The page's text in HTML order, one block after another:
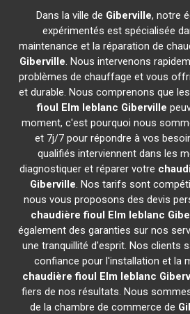
Dans la ville de Giberville, notre
expérimentés est spécialisée
maintenance et la réparation de
Giberville. Nous intervenons
problèmes de chauffage et vous
et durable. Nous comprenons que
fioul Elm leblanc Giberville
moment, c'est pourquoi nous
et 7j/7 pour répondre à vos
qualifiés interviennent dans les
diagnostiquer et réparer votre
Giberville. Nos tarifs sont
nous vous proposons des devis
chaudière fioul Elm leblanc
également des garanties sur nos
une tranquillité d'esprit. Nos clients
confiance pour l'installation et la
chaudière fioul Elm leblanc
fiers de nos résultats. Nous
de la chambre de commerce de